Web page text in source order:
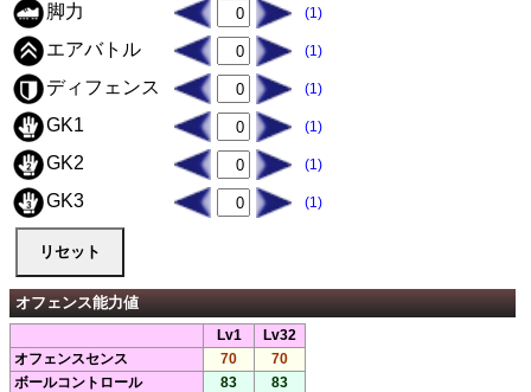
脚力 (1)
エアバトル (1)
ディフェンス (1)
GK1 (1)
GK2 (1)
GK3 (1)
オフェンス能力値
Lv1
Lv32
オフェンスセンス
70
70
ボールコントロール
83
83